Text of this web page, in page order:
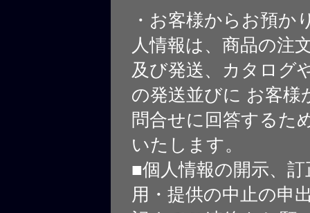
・お客様からお預か
人情報は、商品の注
及び発送、カタログ
の発送並びに お客様
問合せに回答するた
いたします。
■個人情報の開示、
用・提供の中止の申